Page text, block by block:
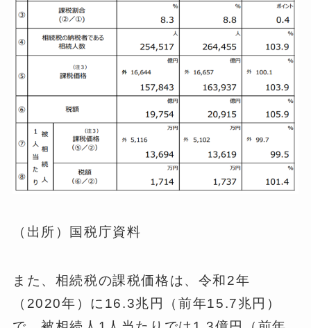
（出所）国税庁資料
また、相続税の課税価格は、令和2年
（2020年）に16.3兆円（前年15.7兆円）